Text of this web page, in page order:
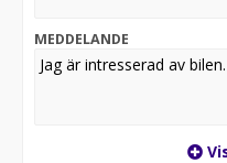
MEDDELANDE